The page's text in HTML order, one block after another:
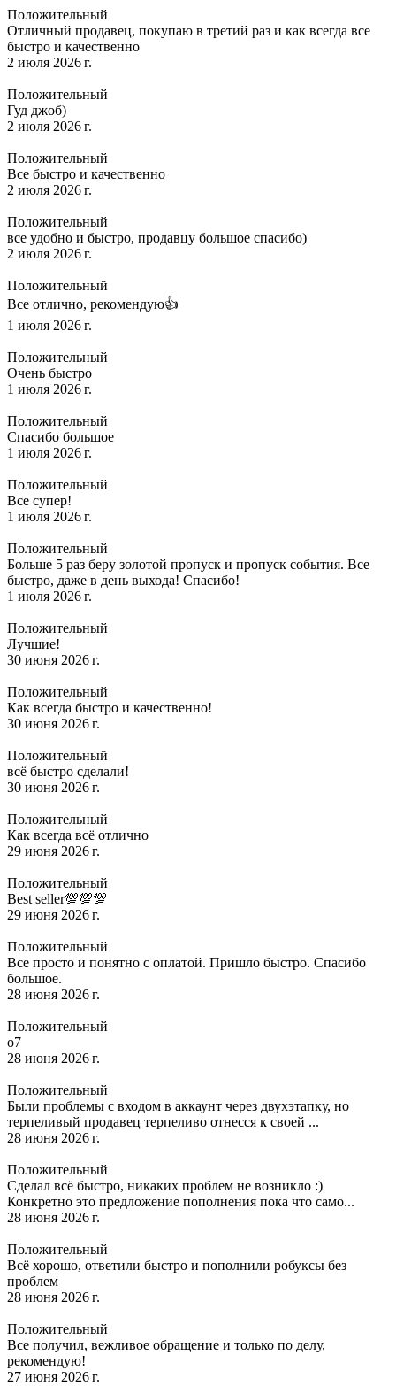
Положительный
Отличный продавец, покупаю в третий раз и как всегда все
быстро и качественно
2 июля 2026 г.
Положительный
Гуд джоб)
2 июля 2026 г.
Положительный
Все быстро и качественно
2 июля 2026 г.
Положительный
все удобно и быстро, продавцу большое спасибо)
2 июля 2026 г.
Положительный
Все отлично, рекомендую👍
1 июля 2026 г.
Положительный
Очень быстро
1 июля 2026 г.
Положительный
Спасибо большое
1 июля 2026 г.
Положительный
Все супер!
1 июля 2026 г.
Положительный
Больше 5 раз беру золотой пропуск и пропуск события. Все
быстро, даже в день выхода! Спасибо!
1 июля 2026 г.
Положительный
Лучшие!
30 июня 2026 г.
Положительный
Как всегда быстро и качественно!
30 июня 2026 г.
Положительный
всё быстро сделали!
30 июня 2026 г.
Положительный
Как всегда всё отлично
29 июня 2026 г.
Положительный
Best seller💯💯💯
29 июня 2026 г.
Положительный
Все просто и понятно с оплатой. Пришло быстро. Спасибо
большое.
28 июня 2026 г.
Положительный
о7
28 июня 2026 г.
Положительный
Были проблемы с входом в аккаунт через двухэтапку, но
терпеливый продавец терпеливо отнесся к своей ...
28 июня 2026 г.
Положительный
Сделал всё быстро, никаких проблем не возникло :)
Конкретно это предложение пополнения пока что само...
28 июня 2026 г.
Положительный
Всё хорошо, ответили быстро и пополнили робуксы без
проблем
28 июня 2026 г.
Положительный
Все получил, вежливое обращение и только по делу,
рекомендую!
27 июня 2026 г.